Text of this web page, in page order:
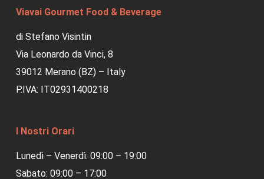
Viavai Gourmet Food & Beverage
di Stefano Visintin
Via Leonardo da Vinci, 8
39012 Merano (BZ) – Italy
P.IVA: IT02931400218
I Nostri Orari
Lunedì – Venerdì: 09:00 – 19:00
Sabato: 09:00 – 17:00